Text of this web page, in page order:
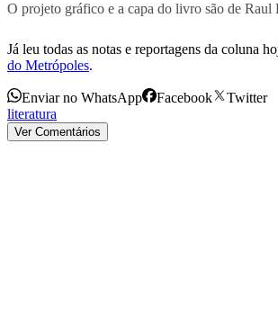
O projeto gráfico e a capa do livro são de Raul
Já leu todas as notas e reportagens da coluna
do Metrópoles.
Enviar no WhatsApp Facebook
Twitter
literatura
Ver Comentários